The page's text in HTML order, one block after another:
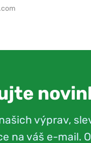
výprav,
na váš e-mail.